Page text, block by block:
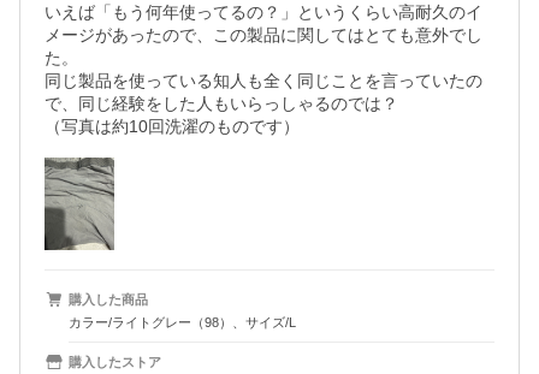
いえば「もう何年使ってるの？」というくらい高耐久のイ
メージがあったので、この製品に関してはとても意外でし
た。
同じ製品を使っている知人も全く同じことを言っていたの
で、同じ経験をした人もいらっしゃるのでは？
（写真は約10回洗濯のものです）
購入した商品
カラー/ライトグレー（98）、サイズ/L
購入したストア